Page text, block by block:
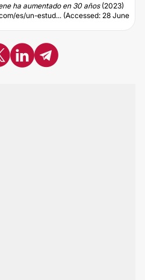
ha aumentado en 30 años(2023)
es/un-estud... (Accessed: 28 June